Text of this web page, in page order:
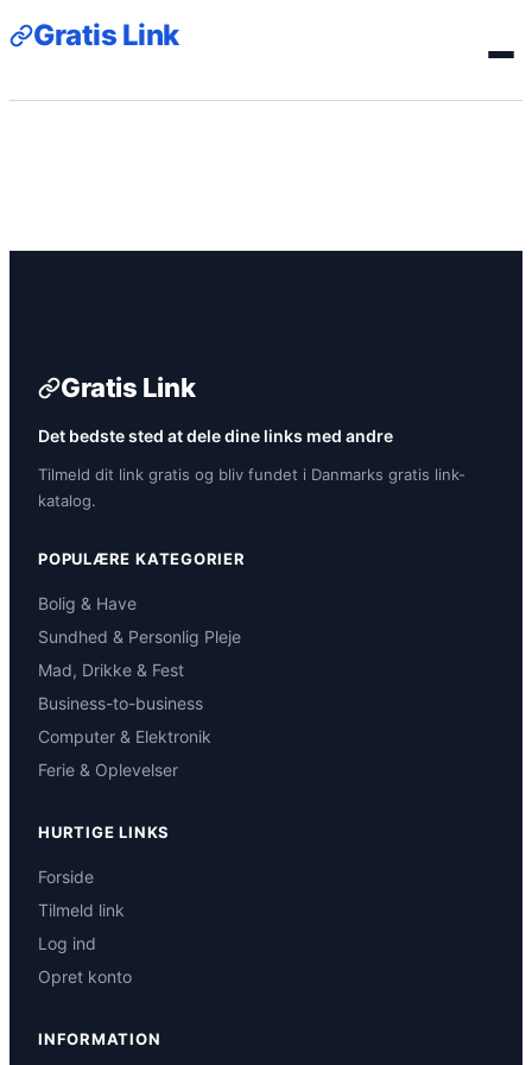
Gratis Link
Gratis Link
Det bedste sted at dele dine links med andre
Tilmeld dit link gratis og bliv fundet i Danmarks gratis link-
katalog.
POPULÆRE KATEGORIER
Bolig & Have
Sundhed & Personlig Pleje
Mad, Drikke & Fest
Business-to-business
Computer & Elektronik
Ferie & Oplevelser
HURTIGE LINKS
Forside
Tilmeld link
Log ind
Opret konto
INFORMATION